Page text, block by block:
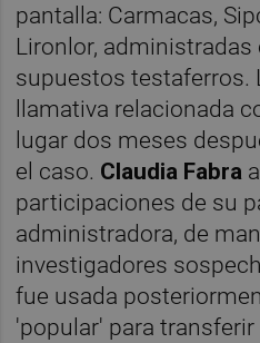
pantalla: Carmacas,
Lironlor,
supuestos testaferros.
llamativa relacionada
lugar dos meses
el caso. Claudia Fabra
participaciones de su
administradora, de
investigadores
fue usada
'popular' para